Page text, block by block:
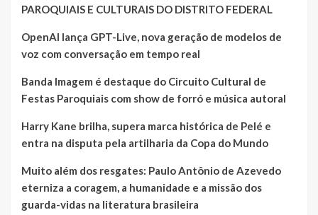
PAROQUIAIS E CULTURAIS DO DISTRITO FEDERAL
OpenAI lança GPT-Live, nova geração de modelos de
voz com conversação em tempo real
Banda Imagem é destaque do Circuito Cultural de
Festas Paroquiais com show de forró e música autoral
Harry Kane brilha, supera marca histórica de Pelé e
entra na disputa pela artilharia da Copa do Mundo
Muito além dos resgates: Paulo Antônio de Azevedo
eterniza a coragem, a humanidade e a missão dos
guarda-vidas na literatura brasileira